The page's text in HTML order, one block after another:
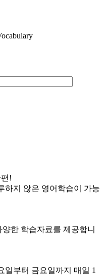
!
하지 않은 영어학습이 가능
한 학습자료를 제공합니
일부터 금요일까지 매일 1